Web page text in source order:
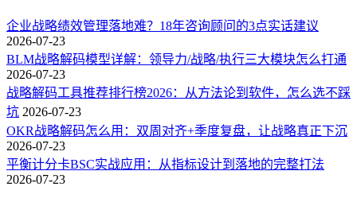
企业战略绩效管理落地难？18年咨询顾问的3点实话建议
2026-07-23
BLM战略解码模型详解：领导力/战略/执行三大模块怎么打通
2026-07-23
战略解码工具推荐排行榜2026：从方法论到软件，怎么选不踩
坑 2026-07-23
OKR战略解码怎么用：双周对齐+季度复盘，让战略真正下沉
2026-07-23
平衡计分卡BSC实战应用：从指标设计到落地的完整打法
2026-07-23